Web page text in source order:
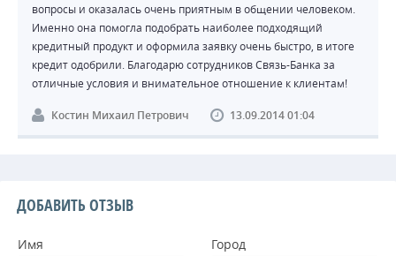
вопросы и оказалась очень приятным в общении человеком.
Именно она помогла подобрать наиболее подходящий
кредитный продукт и оформила заявку очень быстро, в итоге
кредит одобрили. Благодарю сотрудников Связь-Банка за
отличные условия и внимательное отношение к клиентам!
Костин Михаил Петрович 13.09.2014 01:04
ДОБАВИТЬ ОТЗЫВ
Имя Город